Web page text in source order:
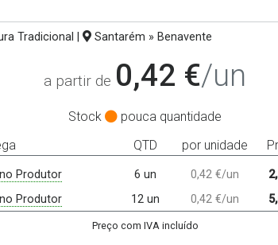
Tradicional | Santarém » Benavente
a partir de 0,42 €/un
Stock
pouca quantidade
QTD por unidade
Produtor 6 un 0,42 €/un
Produtor
12 un 0,42 €/un
Preço com IVA incluído